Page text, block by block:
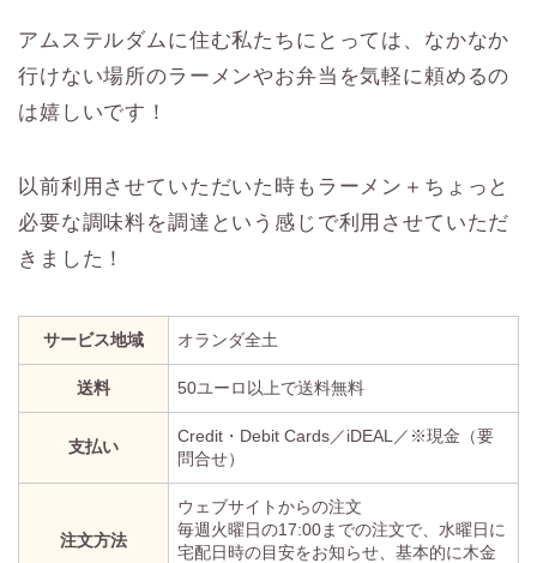
アムステルダムに住む私たちにとっては、なかなか
行けない場所のラーメンやお弁当を気軽に頼めるの
は嬉しいです！
以前利用させていただいた時もラーメン＋ちょっと
必要な調味料を調達という感じで利用させていただ
きました！
サービス地域 オランダ全土
送料 50ユーロ以上で送料無料
支払い
Credit・Debit Cards／iDEAL／※現金（要
問合せ）
注文方法
ウェブサイトからの注文
毎週火曜日の17:00までの注文で、水曜日に
宅配日時の目安をお知らせ、基本的に木金